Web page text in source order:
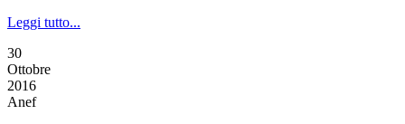
Leggi tutto...
30
Ottobre
2016
Anef